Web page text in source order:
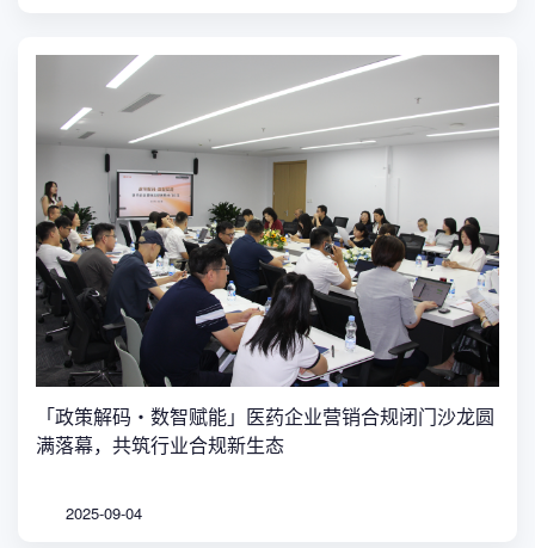
「政策解码・数智赋能」医药企业营销合规闭门沙龙圆
满落幕，共筑行业合规新生态
2025-09-04